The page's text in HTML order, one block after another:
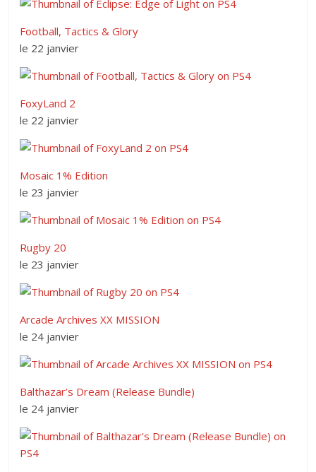
Football, Tactics & Glory
le 22 janvier
FoxyLand 2
le 22 janvier
Mosaic 1% Edition
le 23 janvier
Rugby 20
le 23 janvier
Arcade Archives XX MISSION
le 24 janvier
Balthazar’s Dream (Release Bundle)
le 24 janvier